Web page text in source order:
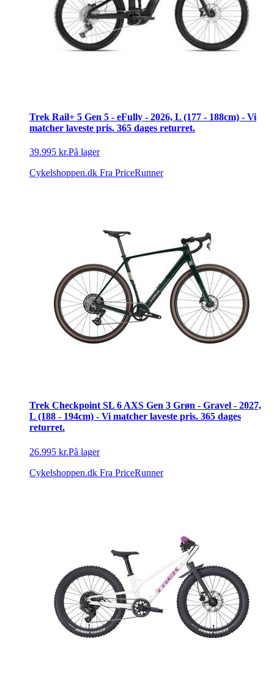
Trek Rail+ 5 Gen 5 - eFully - 2026, L (177 - 188cm) - Vi
matcher laveste pris. 365 dages returret.
39.995 kr.På lager
Cykelshoppen.dk Fra PriceRunner
Trek Checkpoint SL 6 AXS Gen 3 Grøn - Gravel - 2027,
L (188 - 194cm) - Vi matcher laveste pris. 365 dages
returret.
26.995 kr.På lager
Cykelshoppen.dk Fra PriceRunner